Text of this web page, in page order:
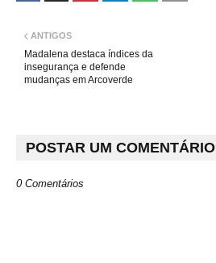
ANTIGOS
Madalena destaca índices da
insegurança e defende
mudanças em Arcoverde
POSTAR UM COMENTÁRIO
0 Comentários